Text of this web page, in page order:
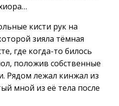
кисти рук на
зияла тёмная
где когда-то билось
положив собственные
Рядом лежал кинжал из
мной из её тела после